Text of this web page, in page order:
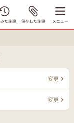
変更
変更